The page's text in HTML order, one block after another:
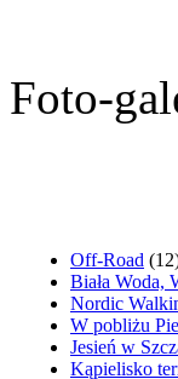
Foto-
Off-Road
Biała Woda,
Nordic
W pobliżu
Jesień w
Kąpielisko